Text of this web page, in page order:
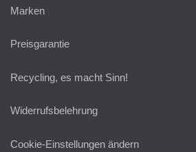
Marken
Preisgarantie
Recycling, es macht Sinn!
Widerrufsbelehrung
Cookie-Einstellungen ändern